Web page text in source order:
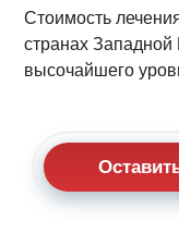
Стоимость
странах
высочайшего